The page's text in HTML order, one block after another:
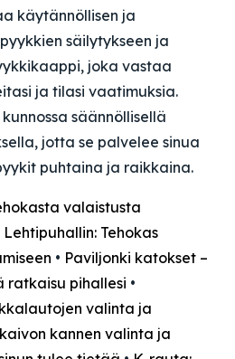
käytännöllisen ja
säilytykseen ja
joka vastaa
ja tilasi vaatimuksia.
säännöllisellä
jotta se palvelee sinua
puhtaina ja raikkaina.
valaistusta
Lehtipuhallin: Tehokas
• Paviljonki katokset –
ratkaisu pihallesi •
valinta ja
kannen valinta ja